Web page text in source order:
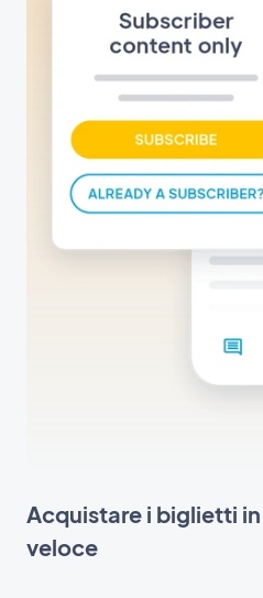
Acquistare i biglietti
veloce